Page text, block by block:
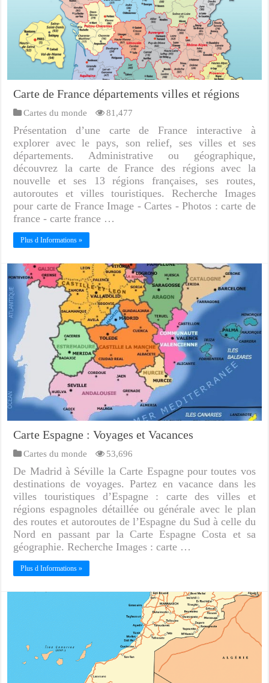
Carte de France départements villes et régions
Cartes du monde 81,477
Présentation d’une carte de France interactive à
explorer avec le pays, son relief, ses villes et ses
départements. Administrative ou géographique,
découvrez la carte de France des régions avec la
nouvelle et ses 13 régions françaises, ses routes,
autoroutes et villes touristiques. Recherche Images
pour carte de France Image - Cartes - Photos : carte de
france - carte france …
Plus d Informations »
Carte Espagne : Voyages et Vacances
Cartes du monde 53,696
De Madrid à Séville la Carte Espagne pour toutes vos
destinations de voyages. Partez en vacance dans les
villes touristiques d’Espagne : carte des villes et
régions espagnoles détaillée ou générale avec le plan
des routes et autoroutes de l’Espagne du Sud à celle du
Nord en passant par la Carte Espagne Costa et sa
géographie. Recherche Images : carte …
Plus d Informations »